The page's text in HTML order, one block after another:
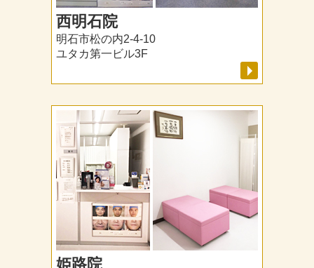
西明石院
明石市松の内2-4-10
ユタカ第一ビル3F
姫路院